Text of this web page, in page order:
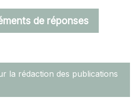
de réponses
la rédaction des publications